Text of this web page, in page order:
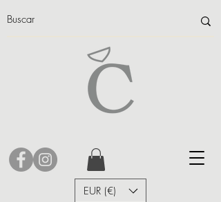
EUR (€)